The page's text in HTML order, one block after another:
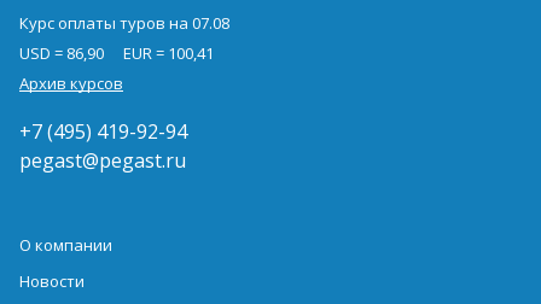
Курс оплаты туров на 07.08
USD = 86,90
EUR = 100,41
Архив курсов
+7 (495) 419-92-94
pegast@pegast.ru
О компании
Новости